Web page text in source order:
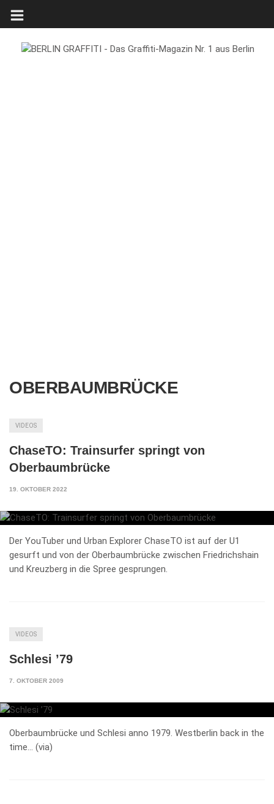
OBERBAUMBRÜCKE
VIDEOS
ChaseTO: Trainsurfer springt von
Oberbaumbrücke
19. OKTOBER 2022
Der YouTuber und Urban Explorer ChaseTO ist auf der U1
gesurft und von der Oberbaumbrücke zwischen Friedrichshain
und Kreuzberg in die Spree gesprungen.
VIDEOS
Schlesi ’79
7. OKTOBER 2009
Oberbaumbrücke und Schlesi anno 1979. Westberlin back in the
time… (via)